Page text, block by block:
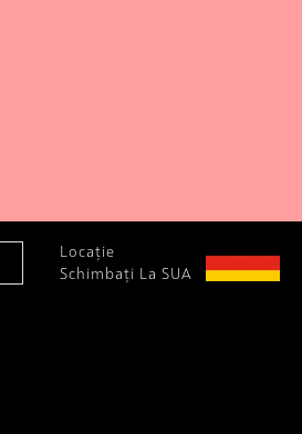
Locație
Schimbați La SUA